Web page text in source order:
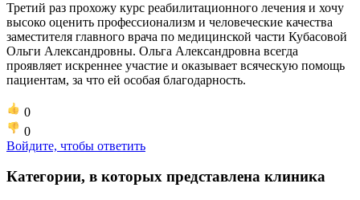
Третий раз прохожу курс реабилитационного лечения и хочу
высоко оценить профессионализм и человеческие качества
заместителя главного врача по медицинской части Кубасовой
Ольги Александровны. Ольга Александровна всегда
проявляет искреннее участие и оказывает всяческую помощь
пациентам, за что ей особая благодарность.
0
0
Войдите, чтобы ответить
Категории, в которых представлена клиника